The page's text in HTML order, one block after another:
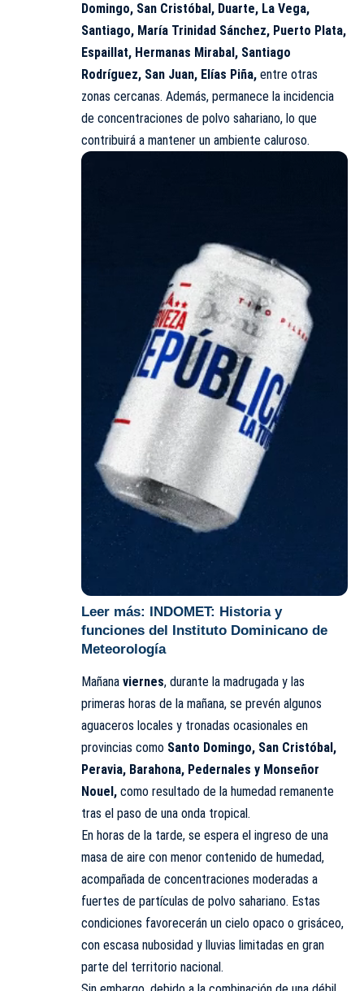
Domingo, San Cristóbal, Duarte, La Vega,
Santiago, María Trinidad Sánchez, Puerto Plata,
Espaillat, Hermanas Mirabal, Santiago
Rodríguez, San Juan, Elías Piña, entre otras
zonas cercanas. Además, permanece la incidencia
de concentraciones de polvo sahariano, lo que
contribuirá a mantener un ambiente caluroso.
Leer más: INDOMET: Historia y
funciones del Instituto Dominicano de
Meteorología
Mañana viernes, durante la madrugada y las
primeras horas de la mañana, se prevén algunos
aguaceros locales y tronadas ocasionales en
provincias como Santo Domingo, San Cristóbal,
Peravia, Barahona, Pedernales y Monseñor
Nouel, como resultado de la humedad remanente
tras el paso de una onda tropical.
En horas de la tarde, se espera el ingreso de una
masa de aire con menor contenido de humedad,
acompañada de concentraciones moderadas a
fuertes de partículas de polvo sahariano. Estas
condiciones favorecerán un cielo opaco o grisáceo,
con escasa nubosidad y lluvias limitadas en gran
parte del territorio nacional.